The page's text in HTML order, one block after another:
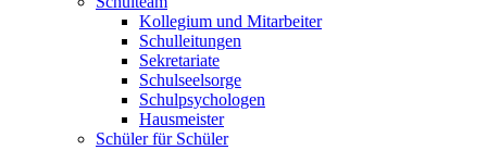
Kollegium und Mitarbeiter
Schulleitungen
Sekretariate
Schulseelsorge
Schulpsychologen
Hausmeister
Schüler für Schüler